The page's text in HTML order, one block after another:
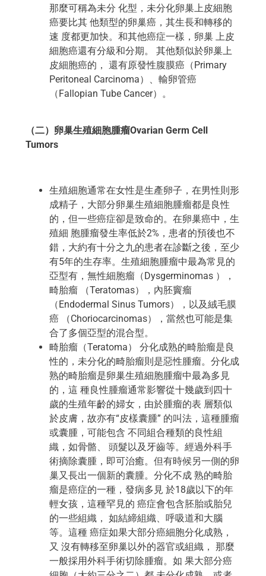
那麼可稱為未分 化型，未分化卵巢上皮細胞
癌要比其 他類型的卵巢癌，其生長和轉移的
速 度都更加快。和其他癌症一樣，卵巢 上皮
細胞癌還有分級和分期。 其他類似於卵巢上
皮細胞癌的， 還有原發性腹膜癌（Primary
Peritoneal Carcinoma）、輸卵管癌
（Fallopian Tube Cancer）。
（二）卵巢生殖細胞腫瘤Ovarian Germ Cell
Tumors
生殖細胞通常在女性是生產卵子，在男性則形
成精子，大部分卵巢生殖細胞腫瘤都是良性
的，但一些癌症卻是致命的。在卵巢癌中，生
殖細 胞腫瘤發生率低於2%，患者的預後也不
錯，大約有十分之九的患者在診斷之後，至少
有5年的生存率。生殖細胞腫瘤中最為常見的
亞型有，無性細胞瘤（Dysgerminomas ），
畸胎瘤 （Teratomas），內胚竇瘤
（Endodermal Sinus Tumors），以及絨毛膜
癌 （Choriocarcinomas），當然也可能是集
合了多個亞型的混合型。
畸胎瘤（Teratoma） 分化成熟的畸胎瘤是良
性的，未分化的畸胎瘤則是惡性腫瘤。分化成
熟的畸胎瘤是卵巢生殖細胞腫瘤中最為多見
的，這 種良性腫瘤通常影響從十幾歲到四十
歲的生殖年齡的婦女，由於腫瘤的表 層類似
於皮膚，故亦有“皮樣囊腫” 的叫法，這種腫瘤
或囊腫，可能包含 不同組合種類的良性組
織，如骨骼、 頭髮以及牙齒等。經過外科手
術摘除囊腫，即可治癒。但有時候另一側的卵
巢又長出一個新的囊腫。分化不成 熟的畸胎
瘤是癌症的一種，發病多見 於18歲以下的年
輕女孩，這種罕見的 癌症會包含胚胎或胎兒
的一些組織， 如結締組織、呼吸道和大腦
等。這種 癌症如果大部分癌細胞分化成熟，
又 沒有轉移至卵巢以外的器官或組織， 那麼
一般採用外科手術切除腫瘤。如 果大部分癌